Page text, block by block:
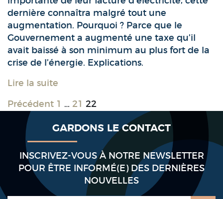
dernière connaîtra malgré tout une
augmentation. Pourquoi ? Parce que le
Gouvernement a augmenté une taxe qu’il
avait baissé à son minimum au plus fort de la
crise de l’énergie. Explications.
Lire la suite
Précédent 1 … 21 22
GARDONS LE CONTACT
INSCRIVEZ-VOUS À NOTRE NEWSLETTER
POUR ÊTRE INFORMÉ(E) DES DERNIÈRES
NOUVELLES